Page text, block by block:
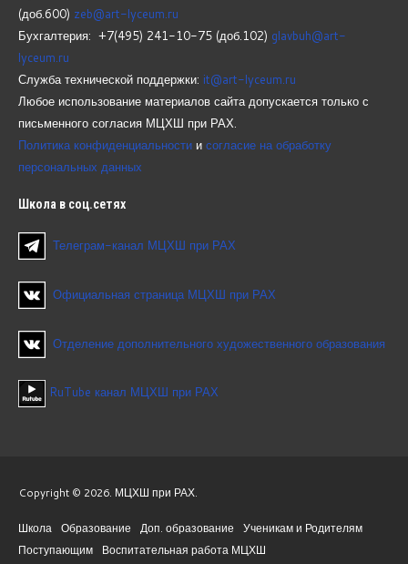
(доб.600) zeb@art-lyceum.ru
Бухгалтерия: +7(495) 241-10-75 (доб.102) glavbuh@art-
lyceum.ru
Служба технической поддержки: it@art-lyceum.ru
Любое использование материалов сайта допускается только с
письменного согласия МЦХШ при РАХ.
Политика конфиденциальности и согласие на обработку
персональных данных
Школа в соц.сетях
Телеграм-канал МЦХШ при РАХ
Официальная страница МЦХШ при РАХ
Отделение дополнительного художественного образования
RuTube канал МЦХШ при РАХ
Copyright © 2026. МЦХШ при РАХ.
Школа Образование Доп. образование
Ученикам и Родителям
Поступающим
Воспитательная работа МЦХШ